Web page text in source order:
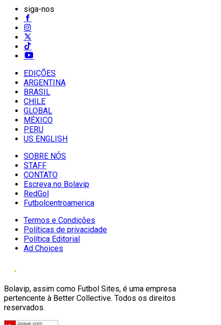
siga-nos
EDIÇÕES
ARGENTINA
BRASIL
CHILE
GLOBAL
MÉXICO
PERU
US ENGLISH
SOBRE NÓS
STAFF
CONTATO
Escreva no Bolavip
RedGol
Futbolcentroamerica
Termos e Condições
Políticas de privacidade
Política Editorial
Ad Choices
Bolavip, assim como Futbol Sites, é uma empresa
pertencente à Better Collective. Todos os direitos
reservados.